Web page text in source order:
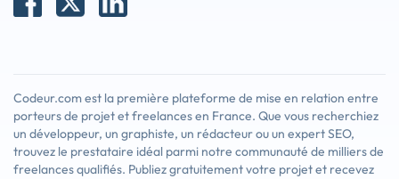
Codeur.com est la première plateforme de mise en relation entre
porteurs de projet et freelances en France. Que vous recherchiez
un développeur, un graphiste, un rédacteur ou un expert SEO,
trouvez le prestataire idéal parmi notre communauté de milliers de
freelances qualifiés. Publiez gratuitement votre projet et recevez